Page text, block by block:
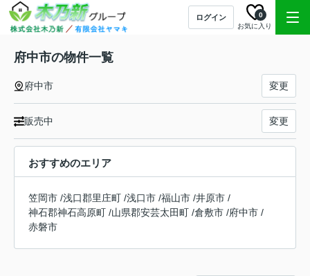
ログイン
お気に入り
0
府中市の物件一覧
府中市 変更
販売中 変更
おすすめのエリア
笠岡市 /浅口郡里庄町 /浅口市 /福山市 /井原市 /
神石郡神石高原町 /山県郡安芸太田町 /倉敷市 /府中市 /
赤磐市